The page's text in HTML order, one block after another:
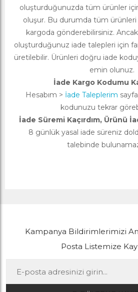
oluşturduğunuzda tüm ürünler
oluşur. Bu durumda tüm ürünleri
kargoda gönderebilirsiniz.
oluşturduğunuz iade talepleri için
üretilebilir. Ürünleri doğru iade
emin olunuz.
İade Kargo Kodumu
Hesabım > İade Taleplerim
kodunuzu tekrar
İade Süremi Kaçırdım, Ürünü
8 günlük yasal iade süreniz
talebinde
Kampanya Bildirimlerimizi
Posta Listemize